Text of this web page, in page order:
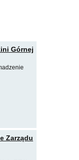
Górnej
Zarządu